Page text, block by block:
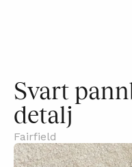
Svart
detalj
Fairfield